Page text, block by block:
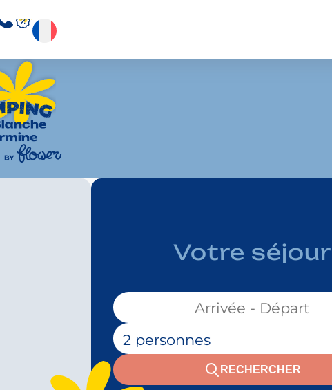
Votre séjour
Votre séjour :
Nombre de personnes :
RECHERCHER